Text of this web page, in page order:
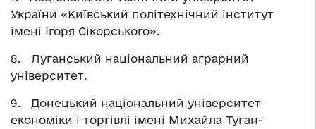
України «Київський політехнічний інститут
імені Ігоря Сікорського».
8. Луганський національний аграрний
університет.
9. Донецький національний університет
економіки і торгівлі імені Михайла Туган-